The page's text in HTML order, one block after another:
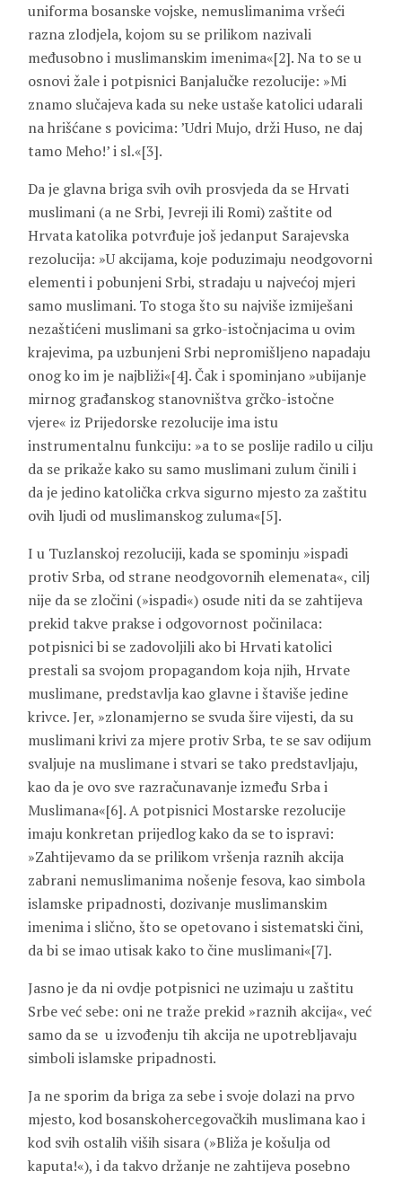
uniforma bosanske vojske, nemuslimanima vršeći
razna zlodjela, kojom su se prilikom nazivali
međusobno i muslimanskim imenima«[2]. Na to se u
osnovi žale i potpisnici Banjalučke rezolucije: »Mi
znamo slučajeva kada su neke ustaše katolici udarali
na hrišćane s povicima: ’Udri Mujo, drži Huso, ne daj
tamo Meho!’ i sl.«[3].
Da je glavna briga svih ovih prosvjeda da se Hrvati
muslimani (a ne Srbi, Jevreji ili Romi) zaštite od
Hrvata katolika potvrđuje još jedanput Sarajevska
rezolucija: »U akcijama, koje poduzimaju neodgovorni
elementi i pobunjeni Srbi, stradaju u najvećoj mjeri
samo muslimani. To stoga što su najviše izmiješani
nezaštićeni muslimani sa grko-istočnjacima u ovim
krajevima, pa uzbunjeni Srbi nepromišljeno napadaju
onog ko im je najbliži«[4]. Čak i spominjano »ubijanje
mirnog građanskog stanovništva grčko-istočne
vjere« iz Prijedorske rezolucije ima istu
instrumentalnu funkciju: »a to se poslije radilo u cilju
da se prikaže kako su samo muslimani zulum činili i
da je jedino katolička crkva sigurno mjesto za zaštitu
ovih ljudi od muslimanskog zuluma«[5].
I u Tuzlanskoj rezoluciji, kada se spominju »ispadi
protiv Srba, od strane neodgovornih elemenata«, cilj
nije da se zločini (»ispadi«) osude niti da se zahtijeva
prekid takve prakse i odgovornost počinilaca:
potpisnici bi se zadovoljili ako bi Hrvati katolici
prestali sa svojom propagandom koja njih, Hrvate
muslimane, predstavlja kao glavne i štaviše jedine
krivce. Jer, »zlonamjerno se svuda šire vijesti, da su
muslimani krivi za mjere protiv Srba, te se sav odijum
svaljuje na muslimane i stvari se tako predstavljaju,
kao da je ovo sve razračunavanje između Srba i
Muslimana«[6]. A potpisnici Mostarske rezolucije
imaju konkretan prijedlog kako da se to ispravi:
»Zahtijevamo da se prilikom vršenja raznih akcija
zabrani nemuslimanima nošenje fesova, kao simbola
islamske pripadnosti, dozivanje muslimanskim
imenima i slično, što se opetovano i sistematski čini,
da bi se imao utisak kako to čine muslimani«[7].
Jasno je da ni ovdje potpisnici ne uzimaju u zaštitu
Srbe već sebe: oni ne traže prekid »raznih akcija«, već
samo da se u izvođenju tih akcija ne upotrebljavaju
simboli islamske pripadnosti.
Ja ne sporim da briga za sebe i svoje dolazi na prvo
mjesto, kod bosanskohercegovačkih muslimana kao i
kod svih ostalih viših sisara (»Bliža je košulja od
kaputa!«), i da takvo držanje ne zahtijeva posebno